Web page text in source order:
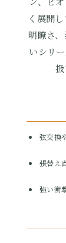
く展開
明瞭さ
いシリ
弦交換
張替え
強い衝